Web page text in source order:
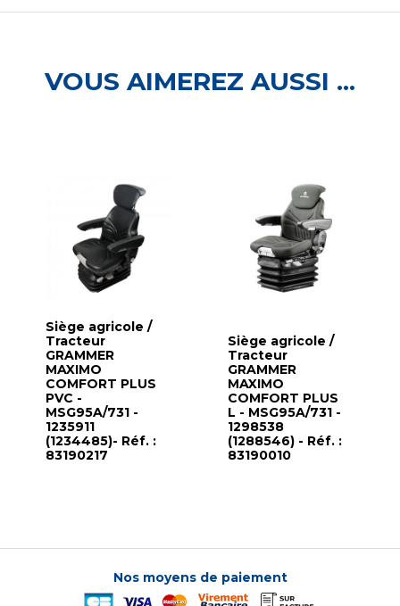
VOUS AIMEREZ AUSSI ...
Siège agricole /
Tracteur
GRAMMER
MAXIMO
COMFORT PLUS
PVC -
MSG95A/731 -
1235911
(1234485)- Réf. :
83190217
Siège agricole /
Tracteur
GRAMMER
MAXIMO
COMFORT PLUS
L - MSG95A/731 -
1298538
(1288546) - Réf. :
83190010
Nos moyens de paiement